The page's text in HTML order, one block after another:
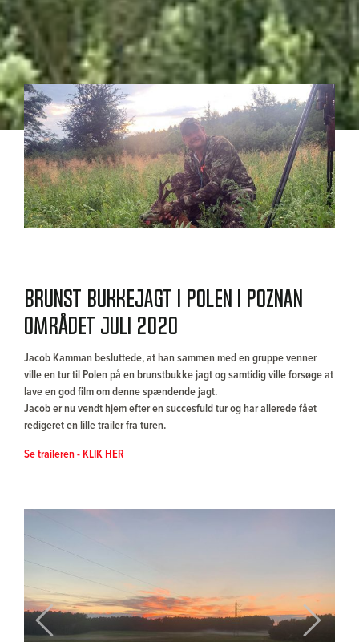
Brunst bukkejagt i Polen i Poznan
området juli 2020
Jacob Kamman besluttede, at han sammen med en gruppe venner
ville en tur til Polen på en brunstbukke jagt og samtidig ville forsøge at
lave en god film om denne spændende jagt.
Jacob er nu vendt hjem efter en succesfuld tur og har allerede fået
redigeret en lille trailer fra turen.
Se traileren - KLIK HER
Previous Next